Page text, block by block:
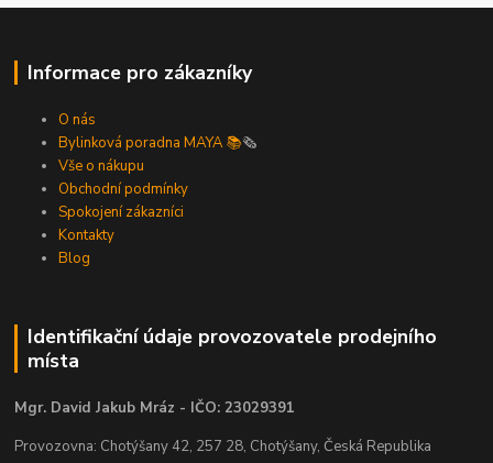
Informace pro zákazníky
O nás
Bylinková poradna MAYA 📚🗞️
Vše o nákupu
Obchodní podmínky
Spokojení zákazníci
Kontakty
Blog
Identifikační údaje provozovatele prodejního
místa
Mgr. David Jakub Mráz - IČO: 23029391
Provozovna: Chotýšany 42, 257 28, Chotýšany, Česká Republika